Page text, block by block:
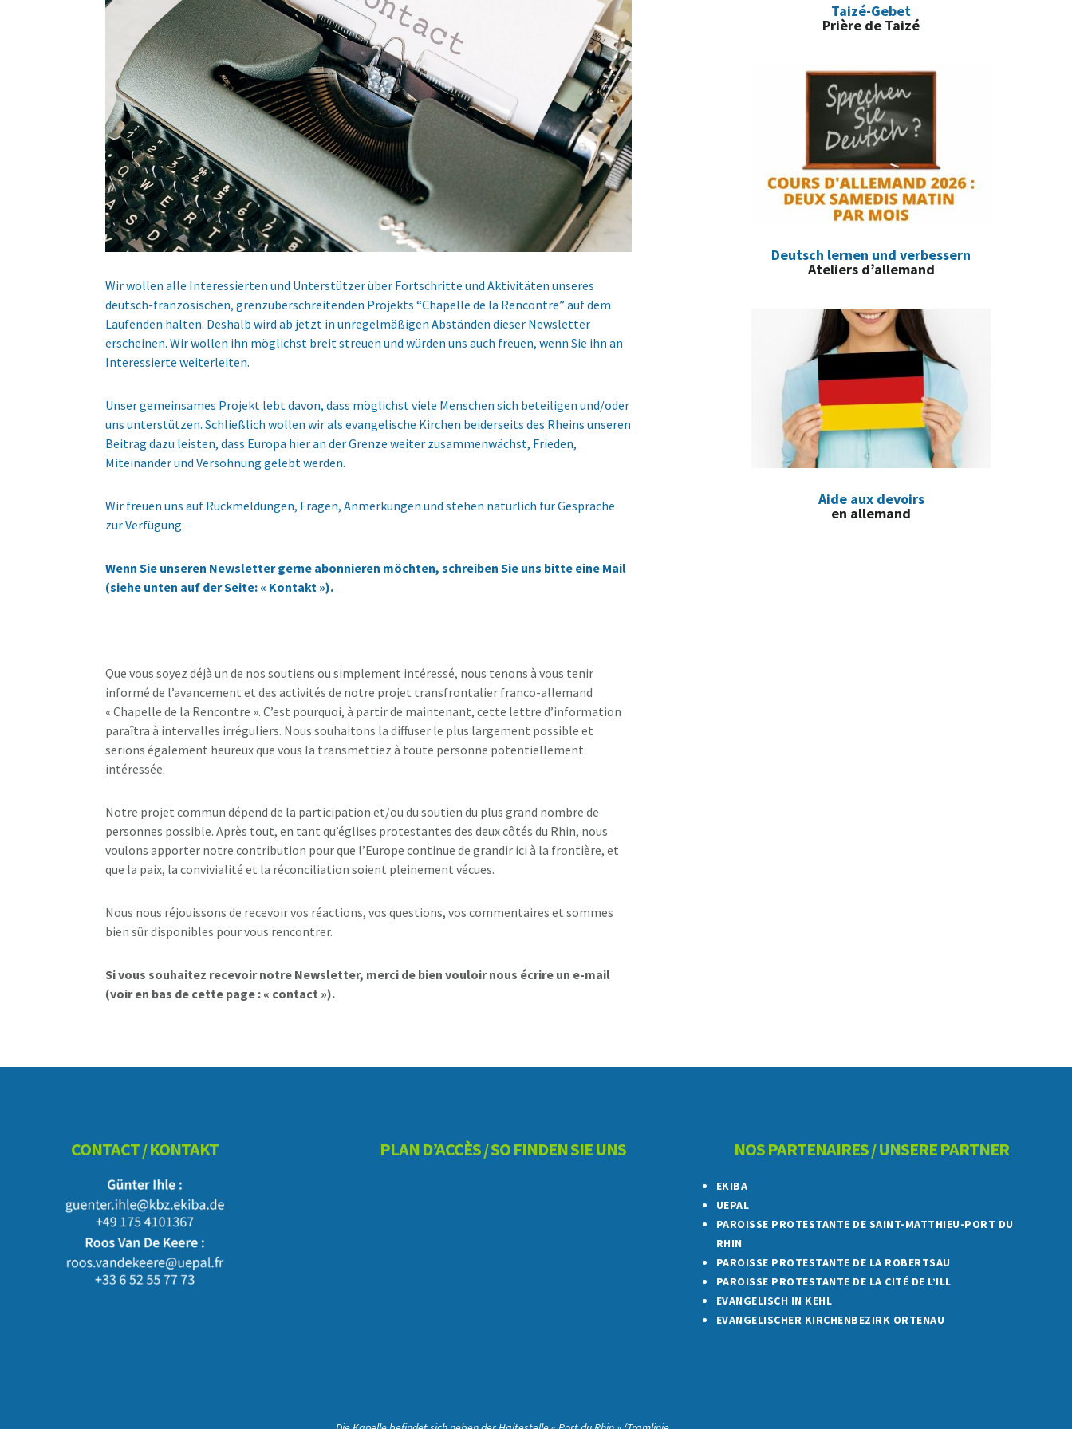
Wir wollen alle Interessierten und Unterstützer über Fortschritte und Aktivitäten unseres
deutsch-französischen, grenzüberschreitenden Projekts “Chapelle de la Rencontre” auf dem
Laufenden halten. Deshalb wird ab jetzt in unregelmäßigen Abständen dieser Newsletter
erscheinen. Wir wollen ihn möglichst breit streuen und würden uns auch freuen, wenn Sie ihn an
Interessierte weiterleiten.
Unser gemeinsames Projekt lebt davon, dass möglichst viele Menschen sich beteiligen und/oder
uns unterstützen. Schließlich wollen wir als evangelische Kirchen beiderseits des Rheins unseren
Beitrag dazu leisten, dass Europa hier an der Grenze weiter zusammenwächst, Frieden,
Miteinander und Versöhnung gelebt werden.
Wir freuen uns auf Rückmeldungen, Fragen, Anmerkungen und stehen natürlich für Gespräche
zur Verfügung.
Wenn Sie unseren Newsletter gerne abonnieren möchten, schreiben Sie uns bitte eine Mail
(siehe unten auf der Seite: « Kontakt »).
Que vous soyez déjà un de nos soutiens ou simplement intéressé, nous tenons à vous tenir
informé de l’avancement et des activités de notre projet transfrontalier franco-allemand
« Chapelle de la Rencontre ». C’est pourquoi, à partir de maintenant, cette lettre d’information
paraîtra à intervalles irréguliers. Nous souhaitons la diffuser le plus largement possible et
serions également heureux que vous la transmettiez à toute personne potentiellement
intéressée.
Notre projet commun dépend de la participation et/ou du soutien du plus grand nombre de
personnes possible. Après tout, en tant qu’églises protestantes des deux côtés du Rhin, nous
voulons apporter notre contribution pour que l’Europe continue de grandir ici à la frontière, et
que la paix, la convivialité et la réconciliation soient pleinement vécues.
Nous nous réjouissons de recevoir vos réactions, vos questions, vos commentaires et sommes
bien sûr disponibles pour vous rencontrer.
Si vous souhaitez recevoir notre Newsletter, merci de bien vouloir nous écrire un e-mail
(voir en bas de cette page : « contact »).
Taizé-Gebet
Prière de Taizé
Deutsch lernen und verbessern
Ateliers d’allemand
Aide aux devoirs
en allemand
CONTACT / KONTAKT PLAN D’ACCÈS / SO FINDEN SIE UNS NOS PARTENAIRES / UNSERE PARTNER
EKIBA
UEPAL
PAROISSE PROTESTANTE DE SAINT-MATTHIEU-PORT DU
RHIN
PAROISSE PROTESTANTE DE LA ROBERTSAU
PAROISSE PROTESTANTE DE LA CITÉ DE L’ILL
EVANGELISCH IN KEHL
EVANGELISCHER KIRCHENBEZIRK ORTENAU